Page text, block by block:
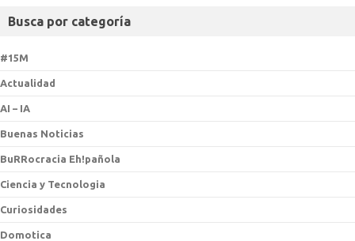
Busca por categoría
#15M
Actualidad
AI – IA
Buenas Noticias
BuRRocracia Eh!pañola
Ciencia y Tecnologia
Curiosidades
Domotica